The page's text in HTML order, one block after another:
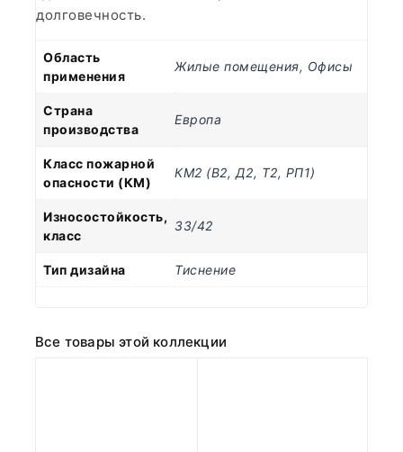
долговечность.
Область
применения
Жилые помещения, Офисы
Страна
производства
Европа
Класс пожарной
опасности (КМ)
КМ2 (В2, Д2, Т2, РП1)
Износостойкость,
класс
33/42
Тип дизайна Тиснение
Все товары этой коллекции